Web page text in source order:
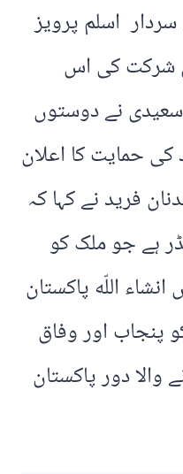
اسلم پرویز
شرکت کی اس
نے دوستوں
حمایت کا اعلان
فرید نے کہا کہ
ہے جو ملک کو
اللّه پاکستان
پنجاب اور وفاق
دور پاکستان